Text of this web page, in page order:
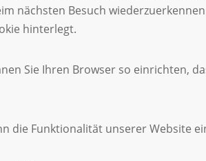
nächsten Besuch
hinterlegt.
Sie Ihren Browser so einrichten,
die Funktionalität unserer Website